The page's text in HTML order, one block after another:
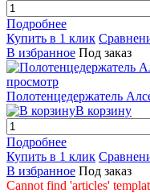
Подробнее
Купить в 1 клик
В избранное Под заказ
просмотр
Полотенцедержатель
В корзину
Подробнее
Купить в 1 клик
В избранное Под заказ
Cannot find 'articles'